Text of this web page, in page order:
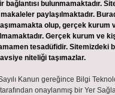
bağlantısı bulunmamaktadır.
makaleler paylaşılmaktadır.
olup, gerçek kurum
Gerçek kurum ve
tesadüfidir. Sitemizdeki
niteliği taşımazlar.
Kanun gereğince Bilgi
onaylanmış bir Yer